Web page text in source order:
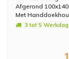
Afgerond
Met
3 tot 5